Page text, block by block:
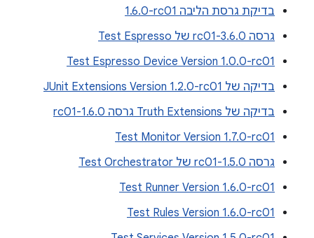
בדיקת גרסת הליבה ‎1.6.0-rc01
גרסה 3.6.0-rc01 של Test Espresso
Test Espresso Device Version 1.0.0-rc01
בדיקה של JUnit Extensions Version 1.2.0-rc01
בדיקה של Truth Extensions גרסה 1.6.0-rc01
Test Monitor Version 1.7.0-rc01
גרסה 1.5.0-rc01 של Test Orchestrator
Test Runner Version 1.6.0-rc01
Test Rules Version 1.6.0-rc01